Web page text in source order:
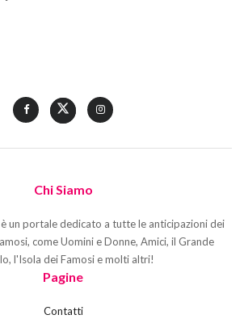
Chi Siamo
un portale dedicato a tutte le anticipazioni dei
come Uomini e Donne, Amici, il Grande
l'Isola dei Famosi e molti altri!
Pagine
Contatti